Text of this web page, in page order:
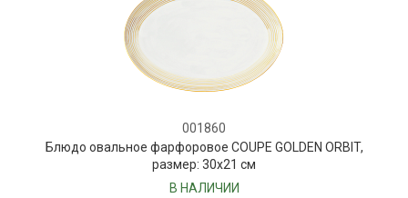
001860
Блюдо овальное фарфоровое COUPE GOLDEN ORBIT,
размер: 30х21 см
В НАЛИЧИИ